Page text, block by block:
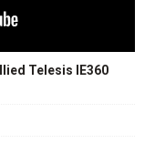
Telesis IE360